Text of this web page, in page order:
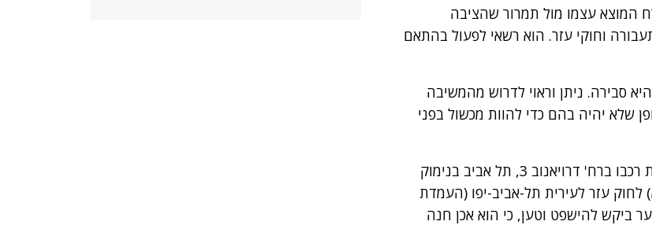
אזרח המוצא עצמו מול תמרור שהציבה
וחוקי עזר. הוא רשאי לפעול בהתאם
סבירה. ניתן וראוי לדרוש מהמשיבה
שלא יהיה בהם כדי להוות מכשול בפני
כנגד המערער נרשם דוח חניה, ע"ס 100 ₪, בגין החניית רכבו ברח' דרויאנוב 3, תל אביב בנימוק
אגרת חניה. מדובר על עבירה לפי סעיף 12(א) לחוק עזר לעירית תל-אביב-יפו (העמדת
העזר"). המערער ביקש להישפט וטען, כי הוא אכן חנה